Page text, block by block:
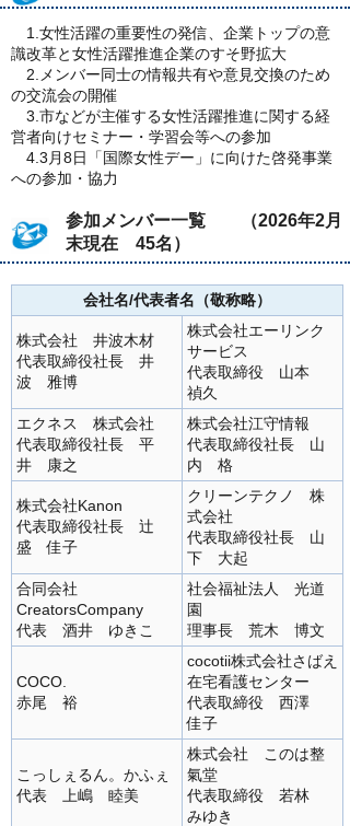
1.女性活躍の重要性の発信、企業トップの意
識改革と女性活躍推進企業のすそ野拡大
2.メンバー同士の情報共有や意見交換のため
の交流会の開催
3.市などが主催する女性活躍推進に関する経
営者向けセミナー・学習会等への参加
4.3月8日「国際女性デー」に向けた啓発事業
への参加・協力
参加メンバー一覧 （2026年2月
末現在 45名）
会社名/代表者名（敬称略）
株式会社 井波木材
代表取締役社長 井
波 雅博
株式会社エーリンク
サービス
代表取締役 山本
禎久
エクネス 株式会社
代表取締役社長 平
井 康之
株式会社江守情報
代表取締役社長 山
内 格
株式会社Kanon
代表取締役社長 辻
盛 佳子
クリーンテクノ 株
式会社
代表取締役社長 山
下 大起
合同会社
CreatorsCompany
代表 酒井 ゆきこ
社会福祉法人 光道
園
理事長 荒木 博文
COCO.
赤尾 裕
cocotii株式会社さばえ
在宅看護センター
代表取締役 西澤
佳子
こっしぇるん。かふぇ
代表 上嶋 睦美
株式会社 このは整
氣堂
代表取締役 若林
みゆき